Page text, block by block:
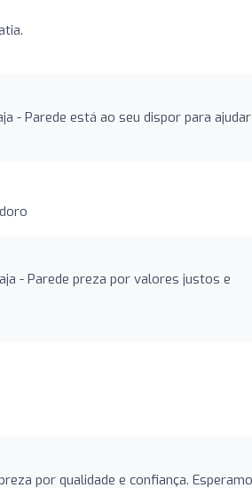
- Parede está ao seu dispor para ajudar
- Parede preza por valores justos e
por qualidade e confiança.